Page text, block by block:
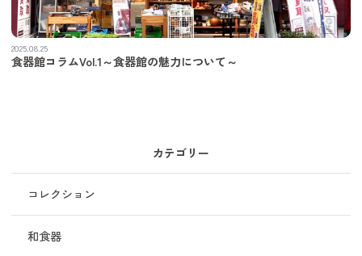
2025.08.25
食器館コラムVol.1～食器館の魅力について～
カテゴリー
コレクション
和食器